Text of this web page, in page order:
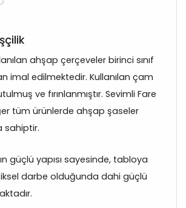
ahşap çerçeveler birinci sınıf
imal edilmektedir. Kullanılan çam
ve fırınlanmıştır. Sevimli Fare
tüm ürünlerde ahşap şaseler
sahiptir.
güçlü yapısı sayesinde, tabloya
darbe olduğunda dahi güçlü